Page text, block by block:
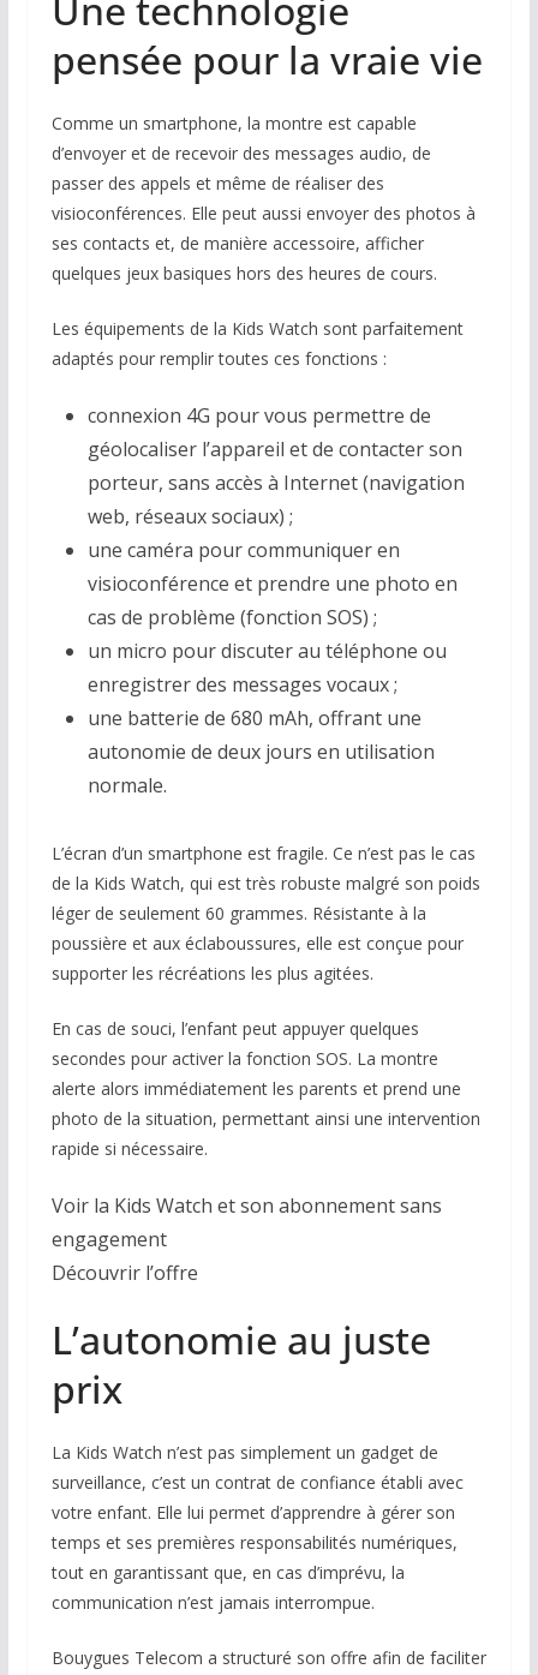
Une technologie
pensée pour la vraie vie
Comme un smartphone, la montre est capable
d’envoyer et de recevoir des messages audio, de
passer des appels et même de réaliser des
visioconférences. Elle peut aussi envoyer des photos à
ses contacts et, de manière accessoire, afficher
quelques jeux basiques hors des heures de cours.
Les équipements de la Kids Watch sont parfaitement
adaptés pour remplir toutes ces fonctions :
connexion 4G pour vous permettre de
géolocaliser l’appareil et de contacter son
porteur, sans accès à Internet (navigation
web, réseaux sociaux) ;
une caméra pour communiquer en
visioconférence et prendre une photo en
cas de problème (fonction SOS) ;
un micro pour discuter au téléphone ou
enregistrer des messages vocaux ;
une batterie de 680 mAh, offrant une
autonomie de deux jours en utilisation
normale.
L’écran d’un smartphone est fragile. Ce n’est pas le cas
de la Kids Watch, qui est très robuste malgré son poids
léger de seulement 60 grammes. Résistante à la
poussière et aux éclaboussures, elle est conçue pour
supporter les récréations les plus agitées.
En cas de souci, l’enfant peut appuyer quelques
secondes pour activer la fonction SOS. La montre
alerte alors immédiatement les parents et prend une
photo de la situation, permettant ainsi une intervention
rapide si nécessaire.
Voir la Kids Watch et son abonnement sans
engagement
Découvrir l’offre
L’autonomie au juste
prix
La Kids Watch n’est pas simplement un gadget de
surveillance, c’est un contrat de confiance établi avec
votre enfant. Elle lui permet d’apprendre à gérer son
temps et ses premières responsabilités numériques,
tout en garantissant que, en cas d’imprévu, la
communication n’est jamais interrompue.
Bouygues Telecom a structuré son offre afin de faciliter